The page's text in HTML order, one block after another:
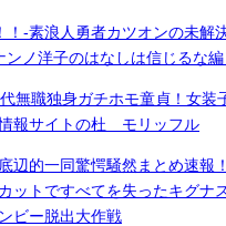
！-素浪人勇者カツオンの未解
ンノ洋子のはなしは信じるな編
職独身ガチホモ童貞！女装
報サイトの杜 モリッフル
辺的一同驚愕騒然まとめ速報
ットですべてを失ったキグナ
ビー脱出大作戦